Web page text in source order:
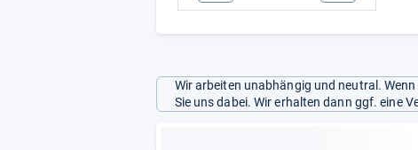
Wir arbeiten unabhängig und neutral.
Sie uns dabei. Wir erhalten dann ggf. eine